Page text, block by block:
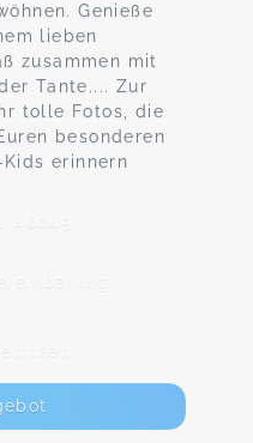
Genieße
lieben
zusammen mit
Tante.... Zur
tolle Fotos, die
besonderen
erinnern
46045